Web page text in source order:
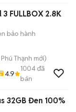
FULLBOX 2.8K
bảo hành
Phú Thạnh mới)
4.9
1004đã
bán
32GB Đen 100%